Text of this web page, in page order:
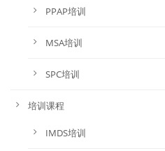
PPAP培训
MSA培训
SPC培训
培训课程
IMDS培训